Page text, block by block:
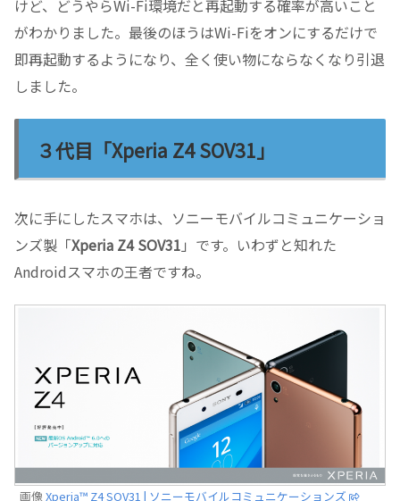
けど、どうやらWi-Fi環境だと再起動する確率が高いこと
がわかりました。最後のほうはWi-Fiをオンにするだけで
即再起動するようになり、全く使い物にならなくなり引退
しました。
３代目「Xperia Z4 SOV31」
次に手にしたスマホは、ソニーモバイルコミュニケーショ
ンズ製「Xperia Z4 SOV31 」です。いわずと知れた
Androidスマホの王者ですね。
画像Xperia™ Z4 SOV31 | ソニーモバイルコミュニケーションズ